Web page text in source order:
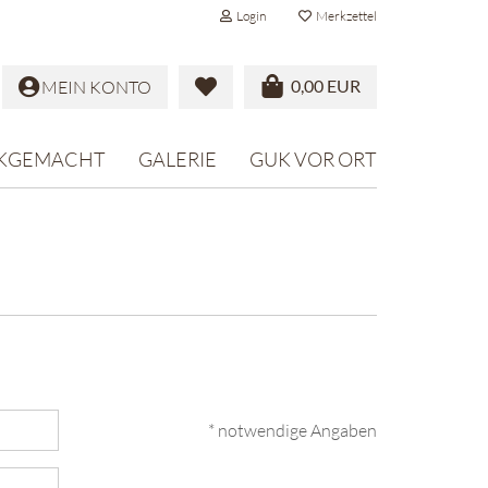
Login Merkzettel
0,00 EUR
MEIN KONTO
GALERIE GUK VOR ORT
* notwendige Angaben